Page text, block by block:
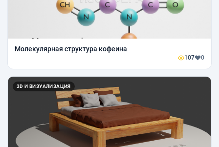
Молекулярная структура кофеина
107 0
3D И ВИЗУАЛИЗАЦИЯ